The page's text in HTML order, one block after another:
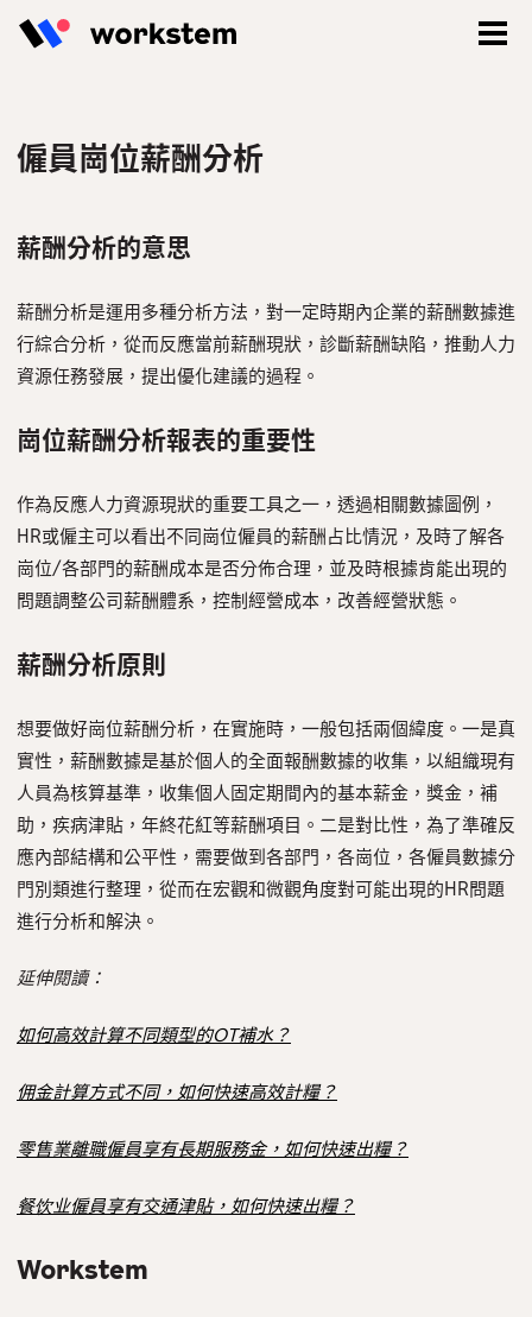
登入
聯絡我們
繁體中文 English
僱員崗位薪酬分析
薪酬分析的意思
薪酬分析是運用多種分析方法，對一定時期內企業的薪酬數據進
行綜合分析，從而反應當前薪酬現狀，診斷薪酬缺陷，推動人力
資源任務發展，提出優化建議的過程。
崗位薪酬分析報表的重要性
作為反應人力資源現狀的重要工具之一，透過相關數據圖例，
HR或僱主可以看出不同崗位僱員的薪酬占比情況，及時了解各
崗位/各部門的薪酬成本是否分佈合理，並及時根據肯能出現的
問題調整公司薪酬體系，控制經營成本，改善經營狀態。
薪酬分析原則
想要做好崗位薪酬分析，在實施時，一般包括兩個緯度。一是真
實性，薪酬數據是基於個人的全面報酬數據的收集，以組織現有
人員為核算基準，收集個人固定期間內的基本薪金，獎金，補
助，疾病津貼，年終花紅等薪酬項目。二是對比性，為了準確反
應內部結構和公平性，需要做到各部門，各崗位，各僱員數據分
門別類進行整理，從而在宏觀和微觀角度對可能出現的HR問題
進行分析和解決。
延伸閱讀：
如何高效計算不同類型的OT補水？
佣金計算方式不同，如何快速高效計糧？
零售業離職僱員享有長期服務金，如何快速出糧？
餐饮业僱員享有交通津貼，如何快速出糧？
Workstem